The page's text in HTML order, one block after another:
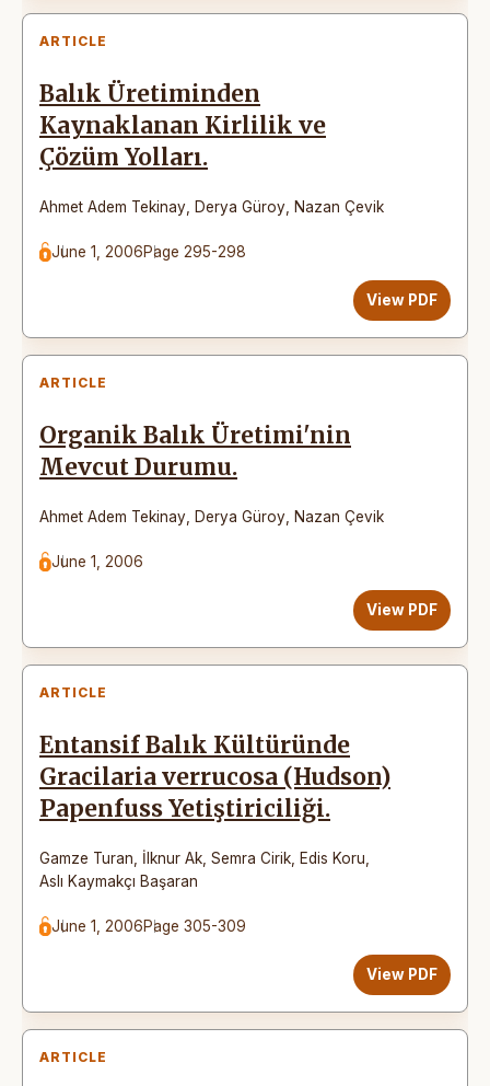
ARTICLE
Balık Üretiminden
Kaynaklanan Kirlilik ve
Çözüm Yolları.
Ahmet Adem Tekinay Derya Güroy Nazan Çevik
June 1, 2006Page 295-298
View PDF
ARTICLE
Organik Balık Üretimi'nin
Mevcut Durumu.
Ahmet Adem Tekinay Derya Güroy Nazan Çevik
June 1, 2006
View PDF
ARTICLE
Entansif Balık Kültüründe
Gracilaria verrucosa (Hudson)
Papenfuss Yetiştiriciliği.
Gamze Turan İlknur Ak Semra Cirik Edis Koru
Aslı Kaymakçı Başaran
June 1, 2006Page 305-309
View PDF
ARTICLE